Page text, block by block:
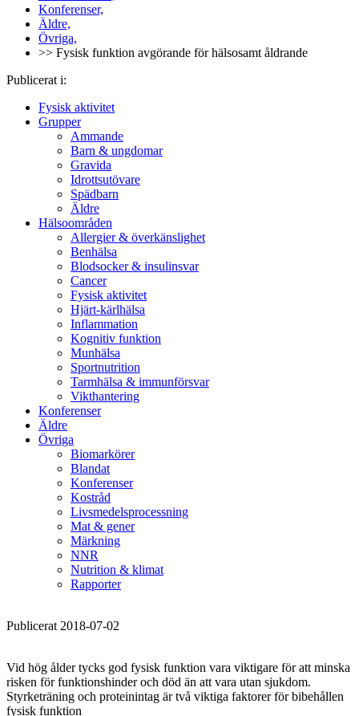
Konferenser,
Äldre,
Övriga,
>> Fysisk funktion avgörande för hälsosamt åldrande
Publicerat i:
Fysisk aktivitet
Grupper
Ammande
Barn & ungdomar
Gravida
Idrottsutövare
Spädbarn
Äldre
Hälsoområden
Allergier & överkänslighet
Benhälsa
Blodsocker & insulinsvar
Cancer
Fysisk aktivitet
Hjärt-kärlhälsa
Inflammation
Kognitiv funktion
Munhälsa
Sportnutrition
Tarmhälsa & immunförsvar
Vikthantering
Konferenser
Äldre
Övriga
Biomarkörer
Blandat
Konferenser
Kostråd
Livsmedelsprocessning
Mat & gener
Märkning
NNR
Nutrition & klimat
Rapporter
Publicerat 2018-07-02
Vid hög ålder tycks god fysisk funktion vara viktigare för att minska
risken för funktionshinder och död än att vara utan sjukdom.
Styrketräning och proteinintag är två viktiga faktorer för bibehållen
fysisk funktion